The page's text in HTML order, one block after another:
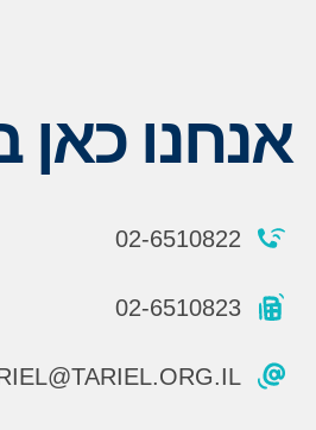
אנחנו
02-6510822
02-6510823